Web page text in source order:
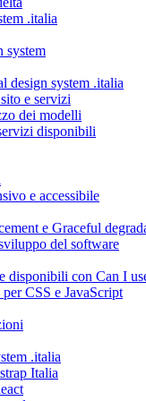
.italia
system
design system .italia
e servizi
dei modelli
disponibili
e accessibile
e Graceful
del software
disponibili con Can I
CSS e JavaScript
.italia
Italia